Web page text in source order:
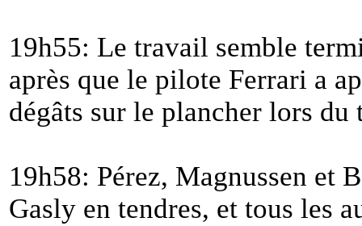
19h55: Le travail semble
après que le pilote Ferrari a
dégâts sur le plancher lors du
19h58: Pérez, Magnussen et
Gasly en tendres, et tous les